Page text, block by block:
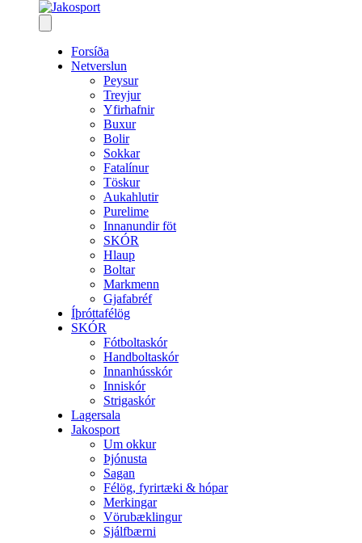
Forsíða
Netverslun
Peysur
Treyjur
Yfirhafnir
Buxur
Bolir
Sokkar
Fatalínur
Töskur
Aukahlutir
Purelime
Innanundir föt
SKÓR
Hlaup
Boltar
Markmenn
Gjafabréf
Íþróttafélög
SKÓR
Fótboltaskór
Handboltaskór
Innanhússkór
Inniskór
Strigaskór
Lagersala
Jakosport
Um okkur
Þjónusta
Sagan
Félög, fyrirtæki & hópar
Merkingar
Vörubæklingur
Sjálfbærni